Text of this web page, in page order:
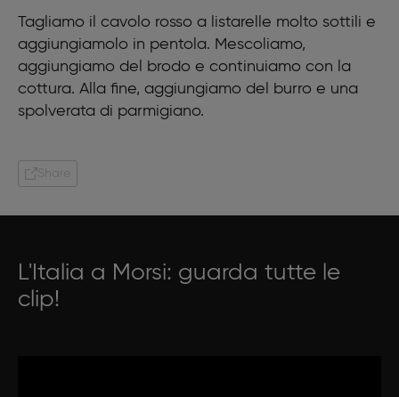
Tagliamo il cavolo rosso a listarelle molto sottili e
aggiungiamolo in pentola. Mescoliamo,
aggiungiamo del brodo e continuiamo con la
cottura. Alla fine, aggiungiamo del burro e una
spolverata di parmigiano.
Share
L'Italia a Morsi: guarda tutte le
clip!